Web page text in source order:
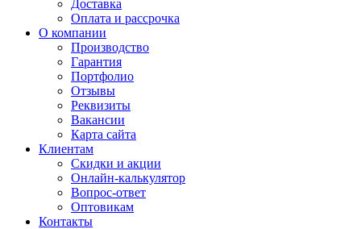
Доставка
Оплата и рассрочка
О компании
Производство
Гарантия
Портфолио
Отзывы
Реквизиты
Вакансии
Карта сайта
Клиентам
Скидки и акции
Онлайн-калькулятор
Вопрос-ответ
Оптовикам
Контакты